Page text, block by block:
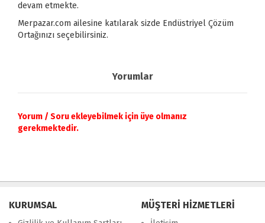
devam etmekte.
Merpazar.com ailesine katılarak sizde Endüstriyel Çözüm
Ortağınızı seçebilirsiniz.
Yorumlar
Yorum / Soru ekleyebilmek için üye olmanız
gerekmektedir.
KURUMSAL MÜŞTERİ HİZMETLERİ